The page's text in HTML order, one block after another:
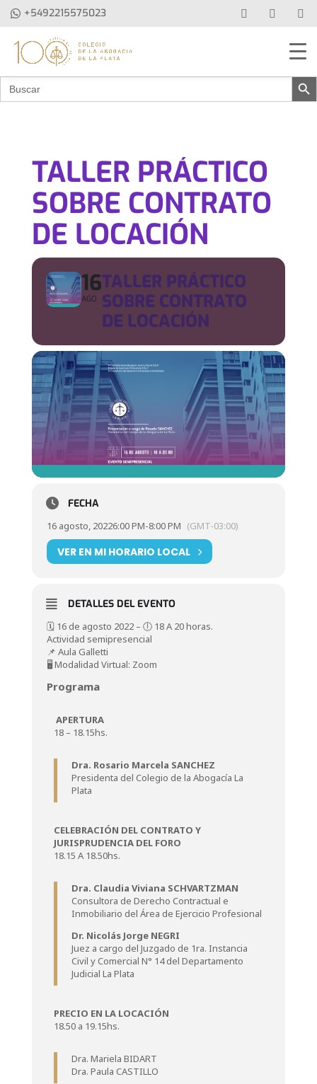
+5492215575023
Buscar: Botón de
TALLER PRÁCTICO
SOBRE CONTRATO
DE LOCACIÓN
16
AGO
TALLER PRÁCTICO
SOBRE CONTRATO
DE LOCACIÓN
FECHA
16 agosto, 20226:00 PM-8:00 PM (GMT-03:00)
VER EN MI HORARIO LOCAL
DETALLES DEL EVENTO
🗓️ 16 de agosto 2022 – 🕕 18 A 20 horas.
Actividad semipresencial
📌 Aula Galletti
🖥️ Modalidad Virtual: Zoom
Programa
APERTURA
18 – 18.15hs.
Dra. Rosario Marcela SANCHEZ
Presidenta del Colegio de la Abogacía La
Plata
CELEBRACIÓN DEL CONTRATO Y
JURISPRUDENCIA DEL FORO
18.15 A 18.50hs.
Dra. Claudia Viviana SCHVARTZMAN
Consultora de Derecho Contractual e
Inmobiliario del Área de Ejercicio Profesional
Dr. Nicolás Jorge NEGRI
Juez a cargo del Juzgado de 1ra. Instancia
Civil y Comercial N° 14 del Departamento
Judicial La Plata
PRECIO EN LA LOCACIÓN
18.50 a 19.15hs.
Dra. Mariela BIDART
Dra. Paula CASTILLO